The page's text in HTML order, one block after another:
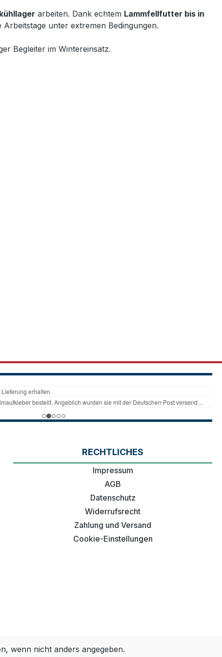
arbeiten. Dank echtem Lammfellfutter bis in
unter extremen Bedingungen.
Begleiter im Wintereinsatz.
RECHTLICHES
Impressum
AGB
Datenschutz
Widerrufsrecht
Zahlung und Versand
Cookie-Einstellungen
wenn nicht anders angegeben.